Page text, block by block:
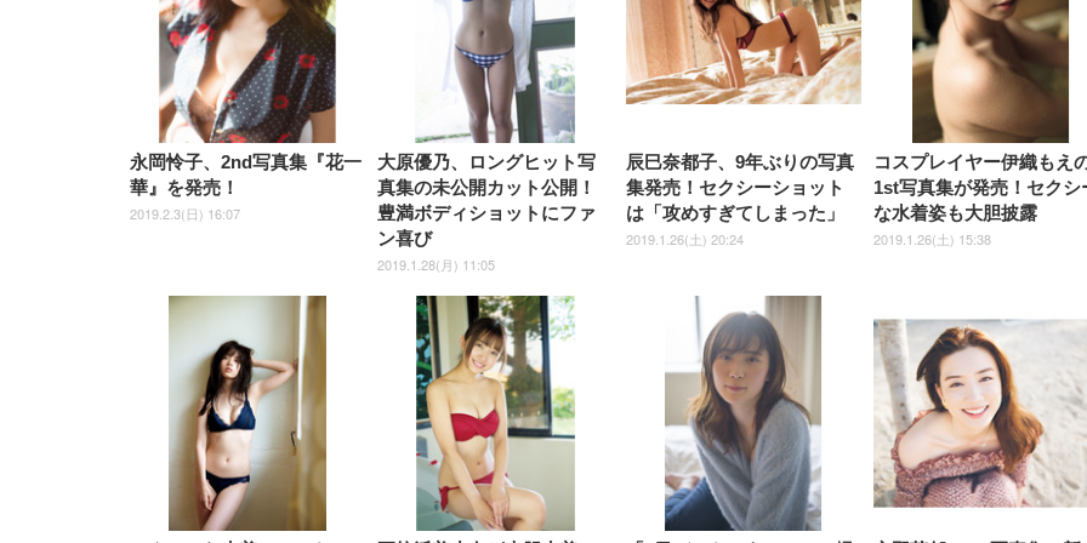
永岡怜子、2nd写真集『花一
華』を発売！
2019.2.3(日) 16:07
大原優乃、ロングヒット写
真集の未公開カット公開！
豊満ボディショットにファ
ン喜び
2019.1.28(月) 11:05
辰巳奈都子、9年ぶりの写真
集発売！セクシーショット
は「攻めすぎてしまった」
2019.1.26(土) 20:24
コスプレイヤー伊織もえ
1st写真集が発売！セクシ
な水着姿も大胆披露
2019.1.26(土) 15:38